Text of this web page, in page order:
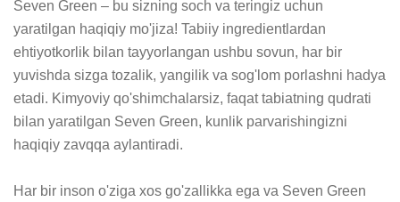
Seven Green – bu sizning soch va teringiz uchun
yaratilgan haqiqiy mo'jiza! Tabiiy ingredientlardan
ehtiyotkorlik bilan tayyorlangan ushbu sovun, har bir
yuvishda sizga tozalik, yangilik va sog'lom porlashni hadya
etadi. Kimyoviy qo'shimchalarsiz, faqat tabiatning qudrati
bilan yaratilgan Seven Green, kunlik parvarishingizni
haqiqiy zavqqa aylantiradi.
Har bir inson o'ziga xos go'zallikka ega va Seven Green